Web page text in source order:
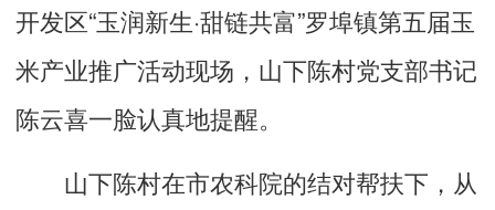
开发区“玉润新生·甜链共富”罗埠镇第五届玉
米产业推广活动现场，山下陈村党支部书记
陈云喜一脸认真地提醒。
山下陈村在市农科院的结对帮扶下，从